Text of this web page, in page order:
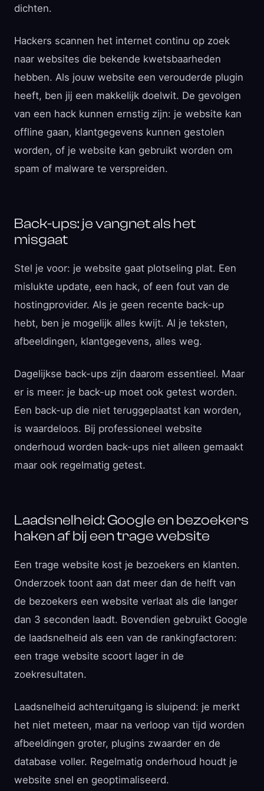
dichten.
Hackers scannen het internet continu op zoek
naar websites die bekende kwetsbaarheden
hebben. Als jouw website een verouderde plugin
heeft, ben jij een makkelijk doelwit. De gevolgen
van een hack kunnen ernstig zijn: je website kan
offline gaan, klantgegevens kunnen gestolen
worden, of je website kan gebruikt worden om
spam of malware te verspreiden.
Back-ups: je vangnet als het
misgaat
Stel je voor: je website gaat plotseling plat. Een
mislukte update, een hack, of een fout van de
hostingprovider. Als je geen recente back-up
hebt, ben je mogelijk alles kwijt. Al je teksten,
afbeeldingen, klantgegevens, alles weg.
Dagelijkse back-ups zijn daarom essentieel. Maar
er is meer: je back-up moet ook getest worden.
Een back-up die niet teruggeplaatst kan worden,
is waardeloos. Bij professioneel website
onderhoud worden back-ups niet alleen gemaakt
maar ook regelmatig getest.
Laadsnelheid: Google en bezoekers
haken af bij een trage website
Een trage website kost je bezoekers en klanten.
Onderzoek toont aan dat meer dan de helft van
de bezoekers een website verlaat als die langer
dan 3 seconden laadt. Bovendien gebruikt Google
de laadsnelheid als een van de rankingfactoren:
een trage website scoort lager in de
zoekresultaten.
Laadsnelheid achteruitgang is sluipend: je merkt
het niet meteen, maar na verloop van tijd worden
afbeeldingen groter, plugins zwaarder en de
database voller. Regelmatig onderhoud houdt je
website snel en geoptimaliseerd.